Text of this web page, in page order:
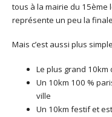
tous à la mairie du 15ème
représente un peu la
Mais c’est aussi plus
Le plus grand 10km
Un 10km 100 %
ville
Un 10km festif et